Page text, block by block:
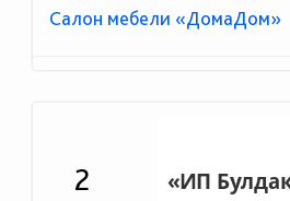
Салон мебели «ДомаДом»
2